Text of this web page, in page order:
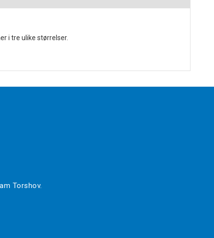
i tre ulike størrelser.
Torshov.